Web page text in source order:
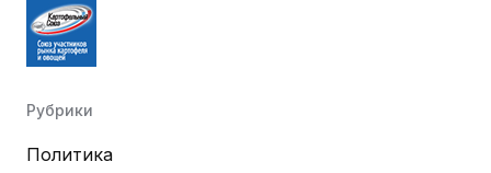
Рубрики
Политика